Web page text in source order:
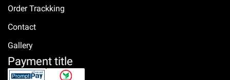
Order Trackking
Contact
Gallery
Payment title